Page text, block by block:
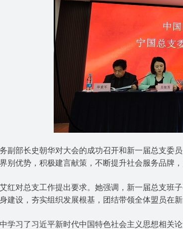
部长史朝华对大会的成功召开和新一届总支委
别优势，积极建言献策，不断提升社会服务品牌
对总支工作提出要求。她强调，新一届总支班子
建设，夯实组织发展根基，团结带领全体盟员在
习了习近平新时代中国特色社会主义思想相关论